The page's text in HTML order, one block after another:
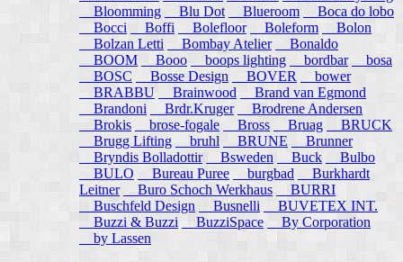
Bloomming
Blu Dot Blueroom
Boca do lobo
Bocci
Boffi Bolefloor Boleform
Bolon
Bolzan Letti
Bombay Atelier
Bonaldo
BOOM
Booo boops lighting bordbar
bosa
BOSC
Bosse Design BOVER
bower
BRABBU
Brainwood
Brand van Egmond
Brandoni
Brdr.Kruger
Brodrene Andersen
Brokis
brose-fogale Bross Bruag
BRUCK
Brugg Lifting
bruhl BRUNE
Brunner
Bryndis Bolladottir
Bsweden Buck
Bulbo
BULO
Bureau Puree burgbad
Burkhardt
Leitner
Buro Schoch Werkhaus
BURRI
Buschfeld Design
Busnelli
BUVETEX INT.
Buzzi & Buzzi
BuzziSpace By Corporation
by Lassen